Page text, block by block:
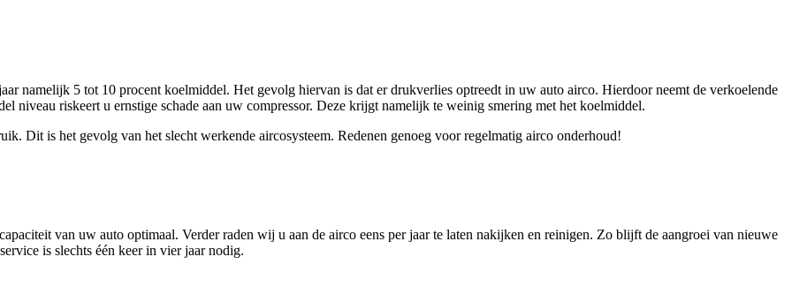
namelijk 5 tot 10 procent koelmiddel. Het gevolg hiervan is dat er drukverlies optreedt in uw auto airco. Hierdoor neemt de verkoelende
niveau riskeert u ernstige schade aan uw compressor. Deze krijgt namelijk te weinig smering met het koelmiddel.
Dit is het gevolg van het slecht werkende aircosysteem. Redenen genoeg voor regelmatig airco onderhoud!
van uw auto optimaal. Verder raden wij u aan de airco eens per jaar te laten nakijken en reinigen. Zo blijft de aangroei van nieuwe
is slechts één keer in vier jaar nodig.